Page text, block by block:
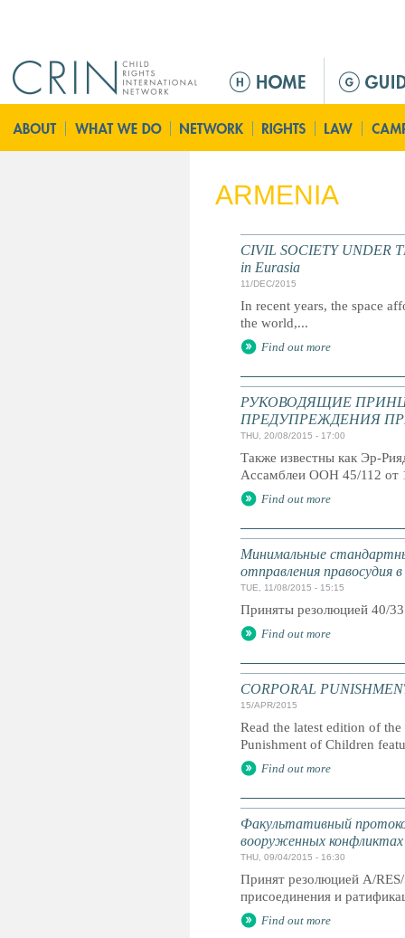
ú
p
i
ARMENIA
CIVIL SOCIETY UNDER
in Eurasia
11/DEC/2015
In recent years, the space
the world,...
Find out more
РУКОВОДЯЩИЕ
ПРЕДУПРЕЖДЕНИЯ
THU, 20/08/2015 - 17:00
Также известны как Эр-
Ассамблеи ООН 45/112 от
Find out more
Минимальные
отправления правосудия
TUE, 11/08/2015 - 15:15
Приняты резолюцией 40/
Find out more
CORPORAL
15/APR/2015
Read the latest edition of
Punishment of Children
Find out more
Факультативный
вооруженных конфликтах
THU, 09/04/2015 - 16:30
Принят резолюцией A/
присоединения и
Find out more